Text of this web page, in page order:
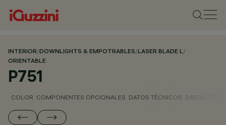
INTERIOR/DOWNLIGHTS & EMPOTRABLES/LASER BLADE L/
ORIENTABLE
P751
COLOR COMPONENTES OPCIONALES DATOS TÉCNICOS DATOS